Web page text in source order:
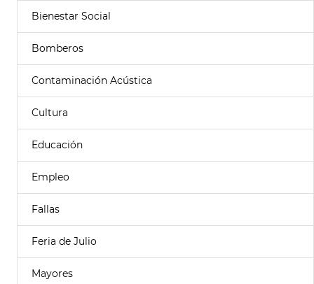
Bienestar Social
Bomberos
Contaminación Acústica
Cultura
Educación
Empleo
Fallas
Feria de Julio
Mayores